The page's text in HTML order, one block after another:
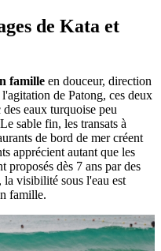
de Kata et
famille en douceur, direction
de Patong, ces deux
eaux turquoise peu
sable fin, les transats à
de bord de mer créent
apprécient autant que les
proposés dès 7 ans par des
la visibilité sous l'eau est
famille.